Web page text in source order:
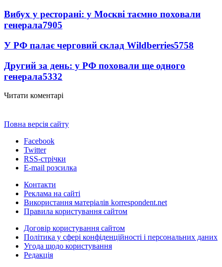
Вибух у ресторані: у Москві таємно поховали
генерала7905
У РФ палає черговий склад Wildberries5758
Другий за день: у РФ поховали ще одного
генерала5332
Читати коментарі
Повна версія сайту
Facebook
Twitter
RSS-стрічки
E-mail розсилка
Контакти
Реклама на сайті
Використання матеріалів korrespondent.net
Правила користування сайтом
Договір користування сайтом
Політика у сфері конфіденційності і персональних даних
Угода щодо користування
Редакція